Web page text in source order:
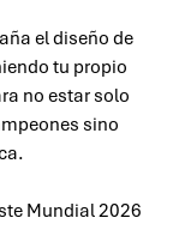
el diseño de
tu propio
no estar solo
sino
Mundial 2026